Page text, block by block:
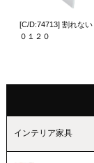
[C/D:74713] 割れない
０１２０
インテリア家具